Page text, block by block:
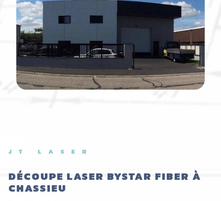
JT LASER
DÉCOUPE LASER BYSTAR FIBER À
CHASSIEU